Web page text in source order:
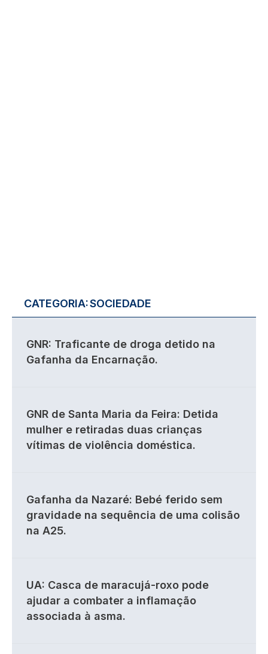
CATEGORIA:SOCIEDADE
GNR: Traficante de droga detido na
Gafanha da Encarnação.
GNR de Santa Maria da Feira: Detida
mulher e retiradas duas crianças
vítimas de violência doméstica.
Gafanha da Nazaré: Bebé ferido sem
gravidade na sequência de uma colisão
na A25.
UA: Casca de maracujá-roxo pode
ajudar a combater a inflamação
associada à asma.